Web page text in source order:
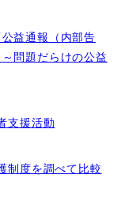
益通報（内部告
問題だらけの公益
支援活動
制度を調べて比較